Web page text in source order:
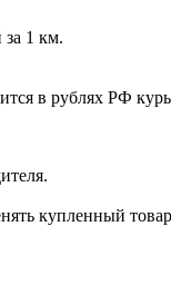
за 1 км.
в рублях РФ
купленный